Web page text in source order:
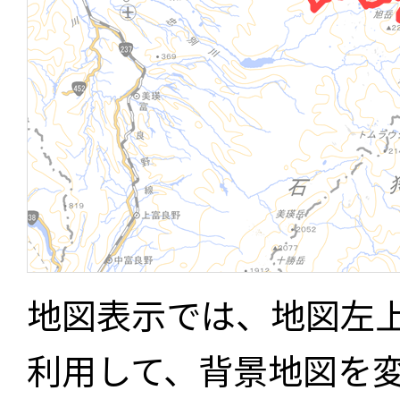
地図表示では、地図左
利用して、背景地図を